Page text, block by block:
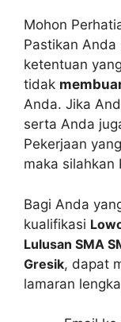
Mohon
Pastikan
ketentuan
tidak
Anda. Jika
serta Anda
Pekerjaan
maka silahkan
Bagi Anda
kualifikasi
Lulusan SMA
Gresik, dapat
lamaran